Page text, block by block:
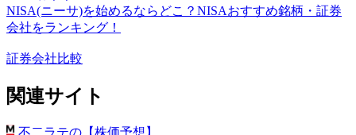
NISA(ニーサ)を始めるならどこ？NISAおすすめ銘柄・証券
会社をランキング！
証券会社比較
関連サイト